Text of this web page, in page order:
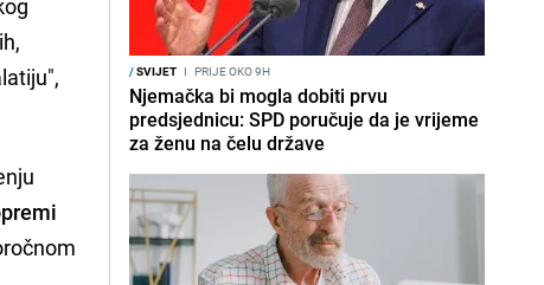
/SVIJET I PRIJE OKO 9H
Njemačka bi mogla dobiti prvu
predsjednicu: SPD poručuje da je vrijeme
za ženu na čelu države